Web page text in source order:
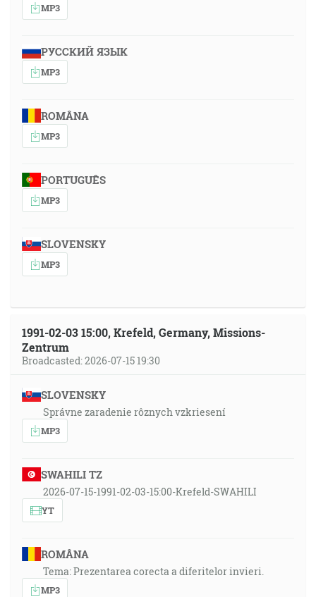
MP3
РУССКИЙ ЯЗЫК
MP3
ROMÂNA
MP3
PORTUGUÊS
MP3
SLOVENSKY
MP3
1991-02-03 15:00, Krefeld, Germany, Missions-
Zentrum
Broadcasted: 2026-07-15 19:30
SLOVENSKY
Správne zaradenie rôznych vzkriesení
MP3
SWAHILI TZ
2026-07-15-1991-02-03-15:00-Krefeld-SWAHILI
YT
ROMÂNA
Tema: Prezentarea corecta a diferitelor invieri.
MP3